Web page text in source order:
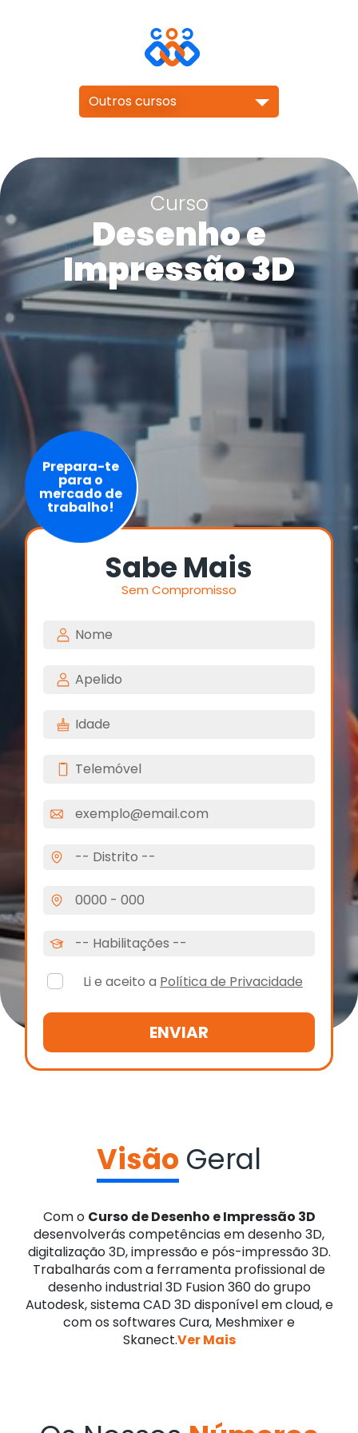
Outros cursos
Curso
Desenho e
Impressão 3D
Prepara-te
para o
mercado de
trabalho!
Sabe Mais
Sem Compromisso
Li e aceito a Política de Privacidade
Visão Geral
Com o Curso de Desenho e Impressão 3D
desenvolverás competências em desenho 3D,
digitalização 3D, impressão e pós-impressão 3D.
Trabalharás com a ferramenta profissional de
desenho industrial 3D Fusion 360 do grupo
Autodesk, sistema CAD 3D disponível em cloud, e
com os softwares Cura, Meshmixer e
Skanect.Ver Mais